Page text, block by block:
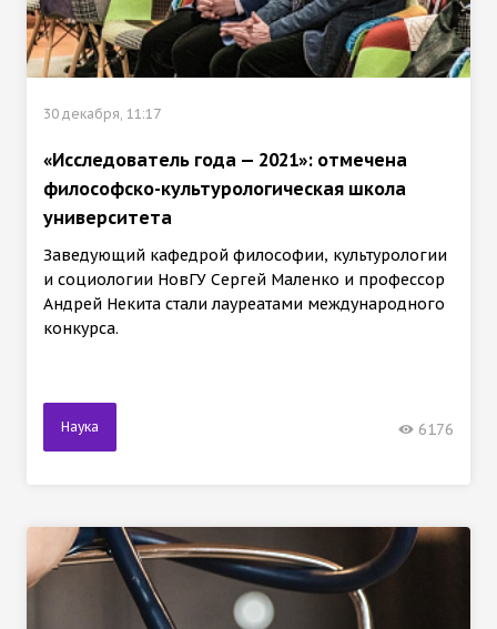
30 декабря, 11:17
«Исследователь года — 2021»: отмечена
философско-культурологическая школа
университета
Заведующий кафедрой философии, культурологии
и социологии НовГУ Сергей Маленко и профессор
Андрей Некита стали лауреатами международного
конкурса.
Наука 6176